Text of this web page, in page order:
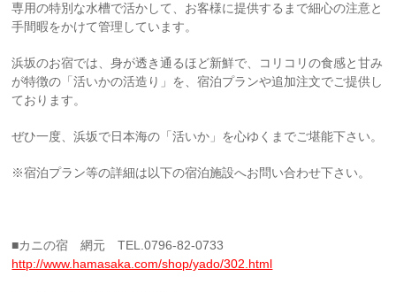
専用の特別な水槽で活かして、お客様に提供するまで細心の注意と
手間暇をかけて管理しています。
浜坂のお宿では、身が透き通るほど新鮮で、コリコリの食感と甘み
が特徴の「活いかの活造り」を、宿泊プランや追加注文でご提供し
ております。
ぜひ一度、浜坂で日本海の「活いか」を心ゆくまでご堪能下さい。
※宿泊プラン等の詳細は以下の宿泊施設へお問い合わせ下さい。
■カニの宿 網元 TEL.0796-82-0733
http://www.hamasaka.com/shop/yado/302.html